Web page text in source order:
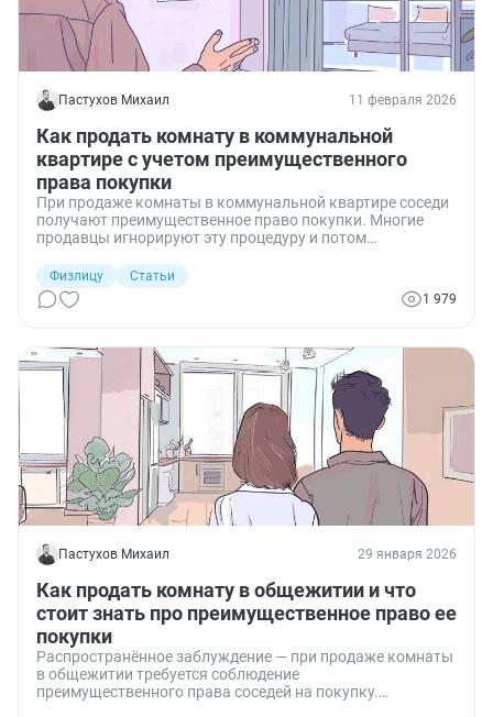
Пастухов Михаил 11 февраля 2026
Как продать комнату в коммунальной
квартире с учетом преимущественного
права покупки
При продаже комнаты в коммунальной квартире соседи
получают преимущественное право покупки. Многие
продавцы игнорируют эту процедуру и потом
правильно уведомить соседей и безопасно продать
комнату.
Физлицу
Статьи
1 979
Пастухов Михаил 29 января 2026
Как продать комнату в общежитии и что
стоит знать про преимущественное право ее
покупки
Распространённое заблуждение — при продаже комнаты
в общежитии требуется соблюдение
преимущественного права соседей на покупку.